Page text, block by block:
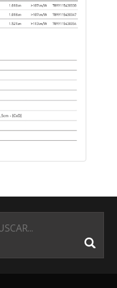
T8 foram
as